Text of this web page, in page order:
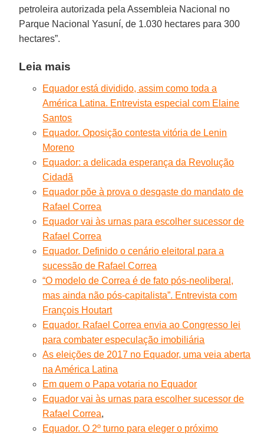
petroleira autorizada pela Assembleia Nacional no
Parque Nacional Yasuní, de 1.030 hectares para 300
hectares”.
Leia mais
Equador está dividido, assim como toda a
América Latina. Entrevista especial com Elaine
Santos
Equador. Oposição contesta vitória de Lenin
Moreno
Equador: a delicada esperança da Revolução
Cidadã
Equador põe à prova o desgaste do mandato de
Rafael Correa
Equador vai às urnas para escolher sucessor de
Rafael Correa
Equador. Definido o cenário eleitoral para a
sucessão de Rafael Correa
“O modelo de Correa é de fato pós-neoliberal,
mas ainda não pós-capitalista”. Entrevista com
François Houtart
Equador. Rafael Correa envia ao Congresso lei
para combater especulação imobiliária
As eleições de 2017 no Equador, uma veia aberta
na América Latina
Em quem o Papa votaria no Equador
Equador vai às urnas para escolher sucessor de
Rafael Correa,
Equador. O 2º turno para eleger o próximo